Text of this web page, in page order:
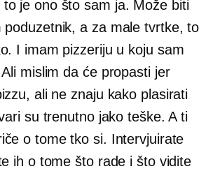
to je ono što sam ja. Može biti
poduzetnik, a za male tvrtke, to
I imam pizzeriju u koju sam
mislim da će propasti jer
ali ne znaju kako plasirati
su trenutno jako teške. A ti
o tome tko si. Intervjuirate
ih o tome što rade i što vidite